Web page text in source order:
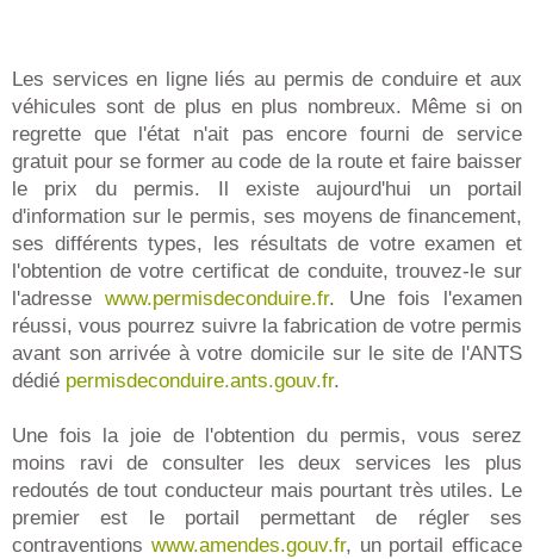
Les services en ligne liés au permis de conduire et aux
véhicules sont de plus en plus nombreux. Même si on
regrette que l'état n'ait pas encore fourni de service
gratuit pour se former au code de la route et faire baisser
le prix du permis. Il existe aujourd'hui un portail
d'information sur le permis, ses moyens de financement,
ses différents types, les résultats de votre examen et
l'obtention de votre certificat de conduite, trouvez-le sur
l'adressewww.permisdeconduire.fr. Une fois l'examen
réussi, vous pourrez suivre la fabrication de votre permis
avant son arrivée à votre domicile sur le site de l'ANTS
dédié permisdeconduire.ants.gouv.fr.
Une fois la joie de l'obtention du permis, vous serez
moins ravi de consulter les deux services les plus
redoutés de tout conducteur mais pourtant très utiles. Le
premier est le portail permettant de régler ses
contraventions www.amendes.gouv.fr, un portail efficace